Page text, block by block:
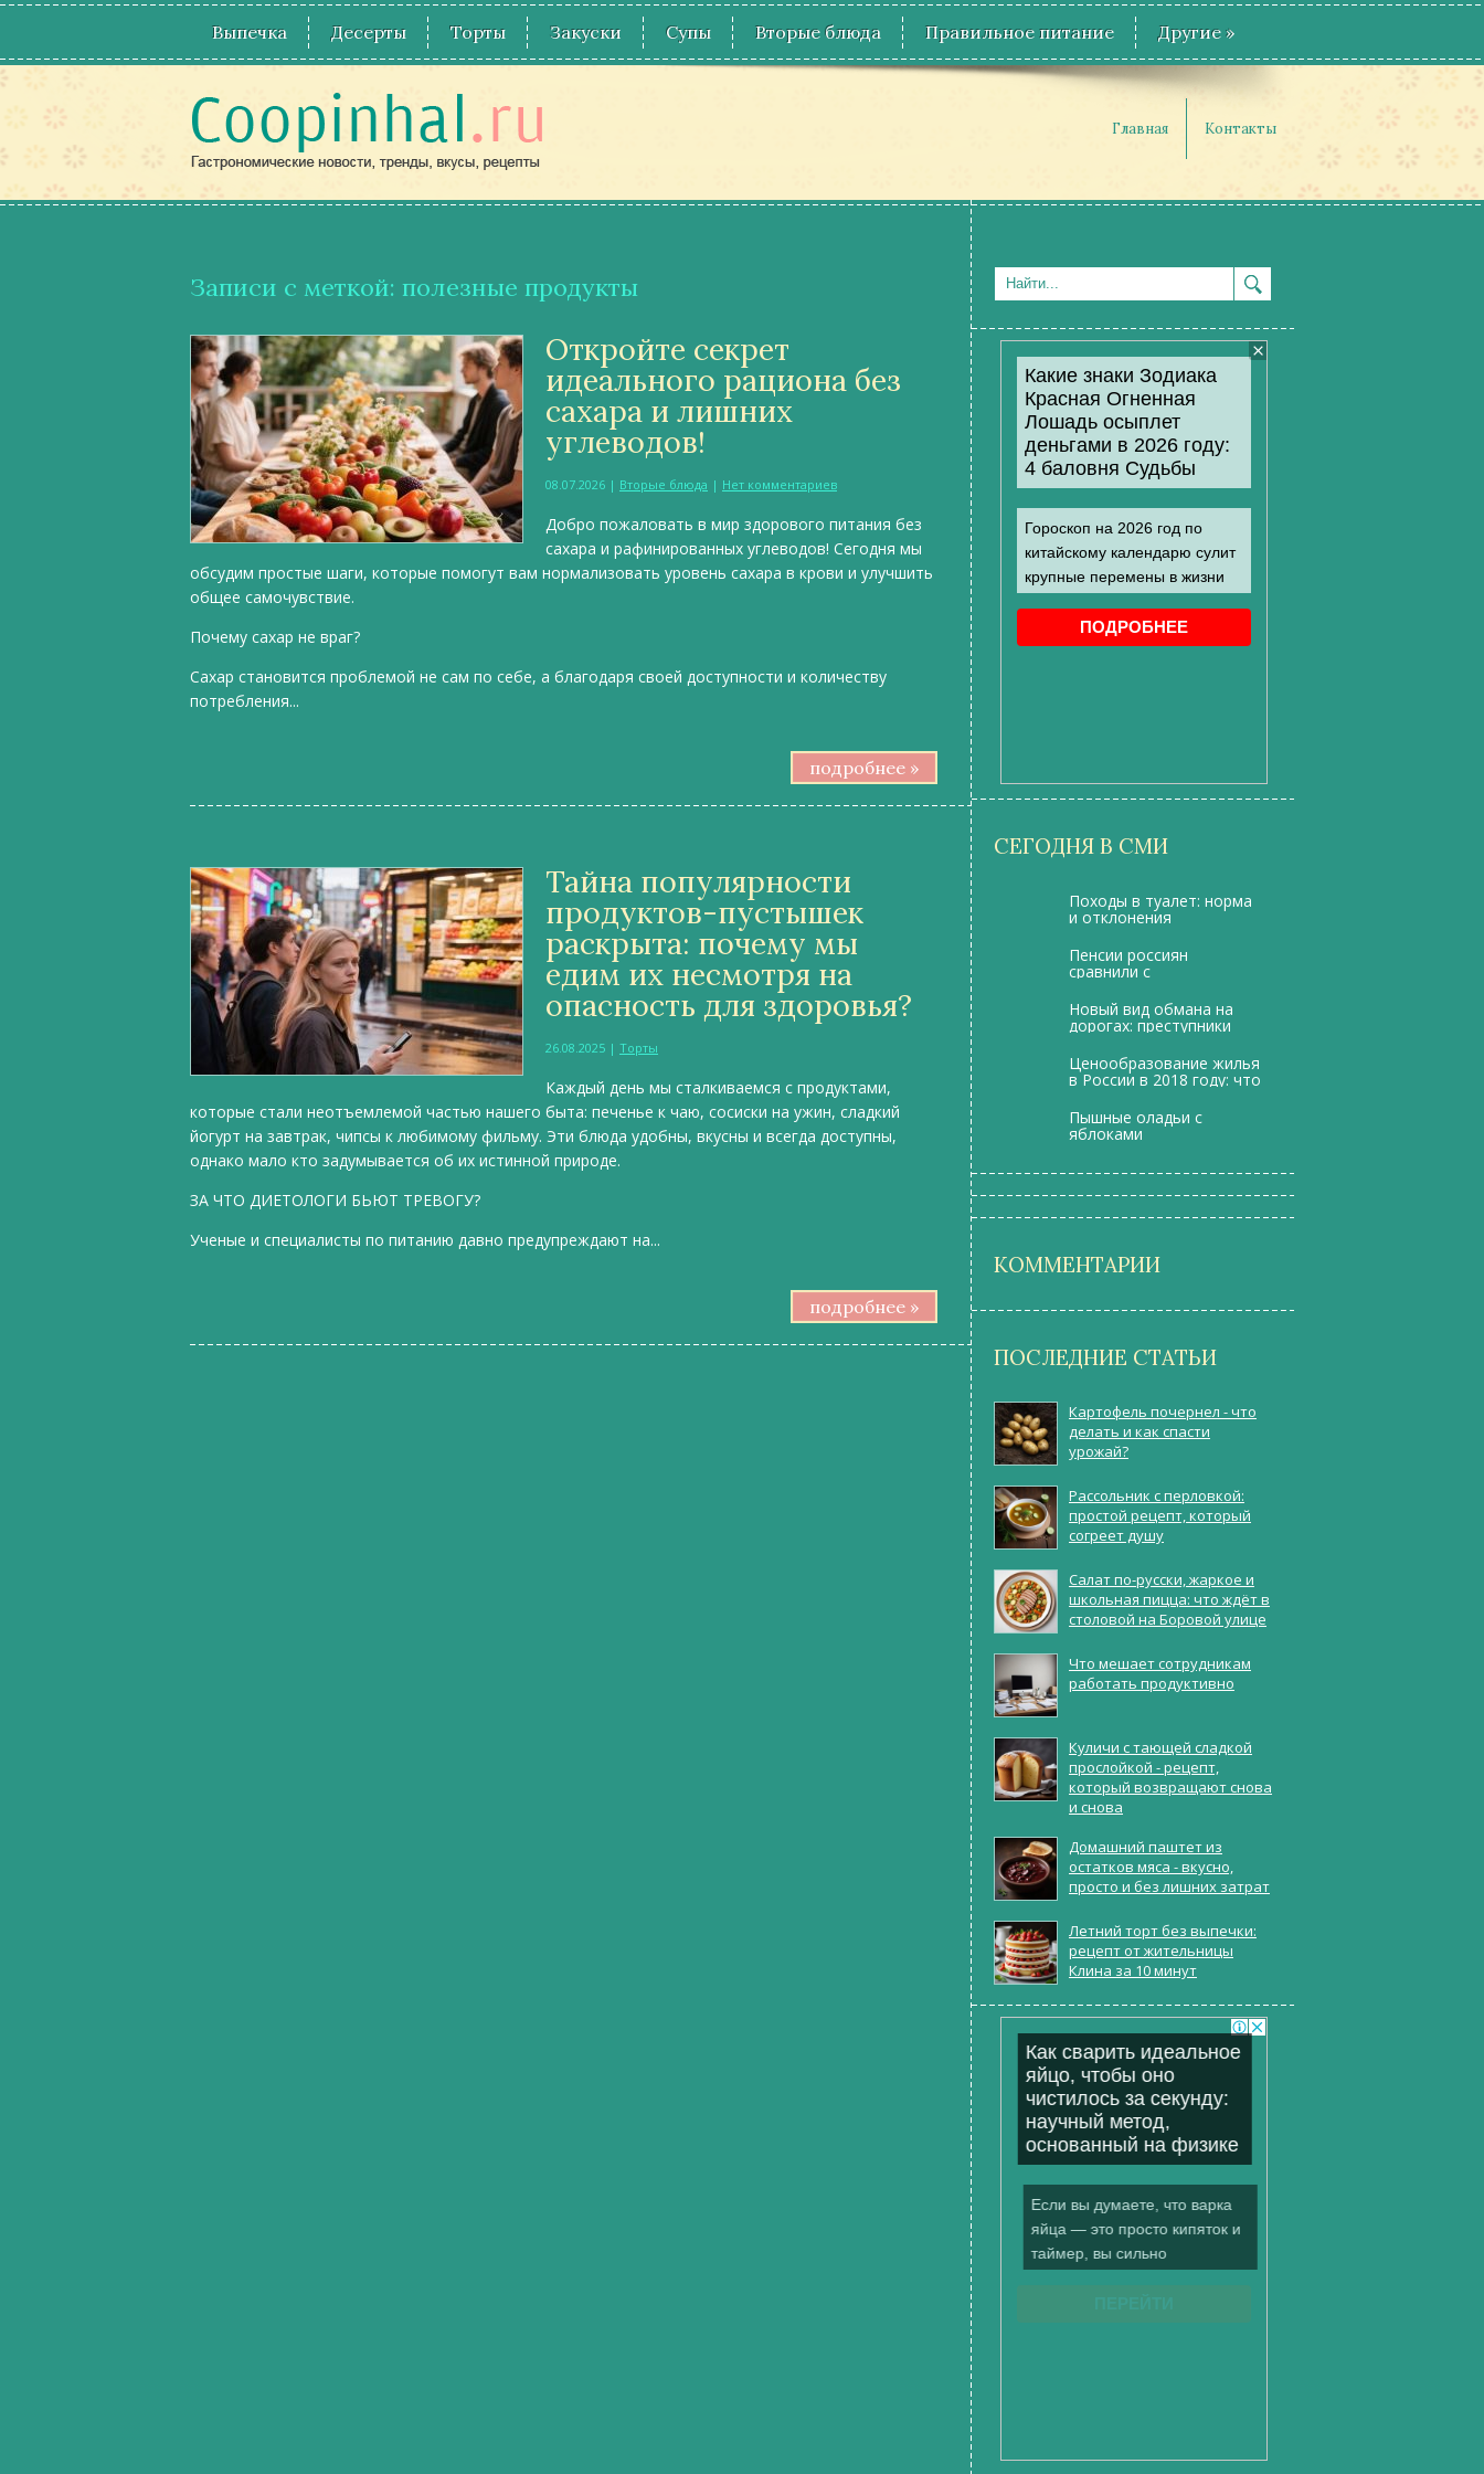
Выпечка Десерты Торты Закуски Супы Вторые блюда Правильное питание Другие »
Главная Контакты
СЕГОДНЯ В СМИ
Походы в туалет: норма
и отклонения
Пенсии россиян
сравнили с
Новый вид обмана на
дорогах: преступники
сотрудниками ГИБДД
Ценообразование жилья
в России в 2018 году: что
экспертов
Пышные оладьи с
яблоками
КОММЕНТАРИИ
ПОСЛЕДНИЕ СТАТЬИ
Картофель почернел - что
делать и как спасти
урожай?
Рассольник с перловкой:
простой рецепт, который
согреет душу
Салат по-русски, жаркое и
школьная пицца: что ждёт в
столовой на Боровой улице
Что мешает сотрудникам
работать продуктивно
Куличи с тающей сладкой
прослойкой - рецепт,
который возвращают снова
и снова
Домашний паштет из
остатков мяса - вкусно,
просто и без лишних затрат
Летний торт без выпечки:
рецепт от жительницы
Клина за 10 минут
Записи с меткой: полезные продукты
Откройте секрет
идеального рациона без
сахара и лишних
углеводов!
08.07.2026 | Вторые блюда | Нет комментариев
Добро пожаловать в мир здорового питания без
сахара и рафинированных углеводов! Сегодня мы
обсудим простые шаги, которые помогут вам нормализовать уровень сахара в крови и улучшить
общее самочувствие.
Почему сахар не враг?
Сахар становится проблемой не сам по себе, а благодаря своей доступности и количеству
потребления...
подробнее »
Тайна популярности
продуктов-пустышек
раскрыта: почему мы
едим их несмотря на
опасность для здоровья?
26.08.2025 | Торты
Каждый день мы сталкиваемся с продуктами,
которые стали неотъемлемой частью нашего быта: печенье к чаю, сосиски на ужин, сладкий
йогурт на завтрак, чипсы к любимому фильму. Эти блюда удобны, вкусны и всегда доступны,
однако мало кто задумывается об их истинной природе.
ЗА ЧТО ДИЕТОЛОГИ БЬЮТ ТРЕВОГУ?
Ученые и специалисты по питанию давно предупреждают на...
подробнее »